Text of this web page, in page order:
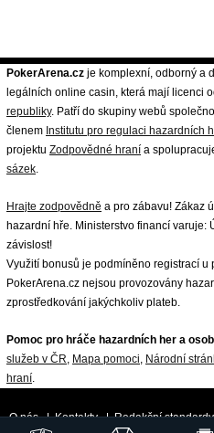
PokerArena.cz je komplexní, odborný a
legálních online casin, která mají licenci
republiky. Patří do skupiny webů
členem Institutu pro regulaci hazardních
projektu Zodpovědné hraní a
sázek.
Hrajte zodpovědně a pro zábavu! Zákaz
hazardní hře. Ministerstvo financí varuje:
závislost!
Využití bonusů je podmíněno registrací u
PokerArena.cz nejsou provozovány
zprostředkování jakýchkoliv plateb.
Pomoc pro hráče hazardních her a
služeb v ČR, Mapa pomoci, Národní
hraní.
O nás|Kontakty|Redakční standardy